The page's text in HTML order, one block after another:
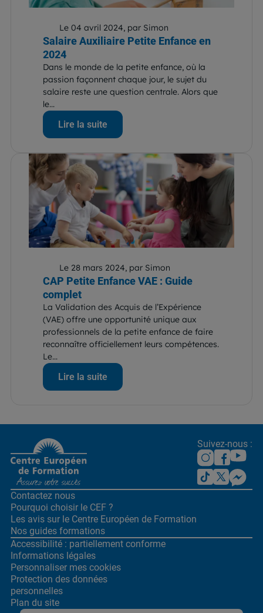
Le 04 avril 2024, par Simon
Salaire Auxiliaire Petite Enfance en
2024
Dans le monde de la petite enfance, où la
passion façonnent chaque jour, le sujet du
salaire reste une question centrale. Alors que
le...
Lire la suite
Le 28 mars 2024, par Simon
CAP Petite Enfance VAE : Guide
complet
La Validation des Acquis de l’Expérience
(VAE) offre une opportunité unique aux
professionnels de la petite enfance de faire
reconnaître officiellement leurs compétences.
Le...
Lire la suite
Suivez-nous :
Contactez nous
Pourquoi choisir le CEF ?
Les avis sur le Centre Européen de Formation
Nos guides formations
Accessibilité : partiellement conforme
Informations légales
Personnaliser mes cookies
Protection des données
personnelles
Plan du site